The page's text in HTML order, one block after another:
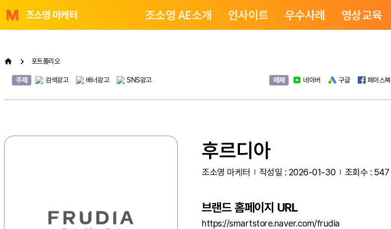
조소영 마케터 조소영 AE소개 인사이트 우수사례 영상교육
포트폴리오
주제 검색광고 배너광고 SNS광고 매체 네이버 구글 페이스북
후르디아
조소영 마케터 작성일 : 2026-01-30 조회수 : 547
브랜드 홈페이지 URL
https://smartstore.naver.com/frudia